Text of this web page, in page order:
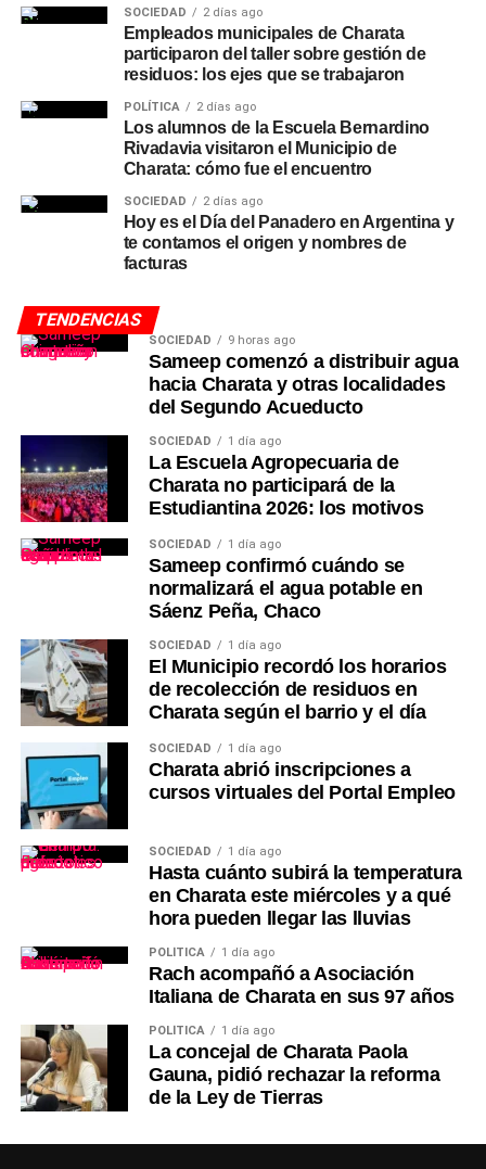
SOCIEDAD 2 días ago
Empleados municipales de Charata
participaron del taller sobre gestión de
residuos: los ejes que se trabajaron
POLÍTICA 2 días ago
Los alumnos de la Escuela Bernardino
Rivadavia visitaron el Municipio de
Charata: cómo fue el encuentro
SOCIEDAD 2 días ago
Hoy es el Día del Panadero en Argentina y
te contamos el origen y nombres de
facturas
TENDENCIAS
SOCIEDAD 9 horas ago
Sameep comenzó a distribuir agua
hacia Charata y otras localidades
del Segundo Acueducto
SOCIEDAD 1 día ago
La Escuela Agropecuaria de
Charata no participará de la
Estudiantina 2026: los motivos
SOCIEDAD 1 día ago
Sameep confirmó cuándo se
normalizará el agua potable en
Sáenz Peña, Chaco
SOCIEDAD 1 día ago
El Municipio recordó los horarios
de recolección de residuos en
Charata según el barrio y el día
SOCIEDAD 1 día ago
Charata abrió inscripciones a
cursos virtuales del Portal Empleo
SOCIEDAD 1 día ago
Hasta cuánto subirá la temperatura
en Charata este miércoles y a qué
hora pueden llegar las lluvias
POLÍTICA 1 día ago
Rach acompañó a Asociación
Italiana de Charata en sus 97 años
POLÍTICA 1 día ago
La concejal de Charata Paola
Gauna, pidió rechazar la reforma
de la Ley de Tierras